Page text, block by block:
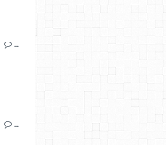
…
…